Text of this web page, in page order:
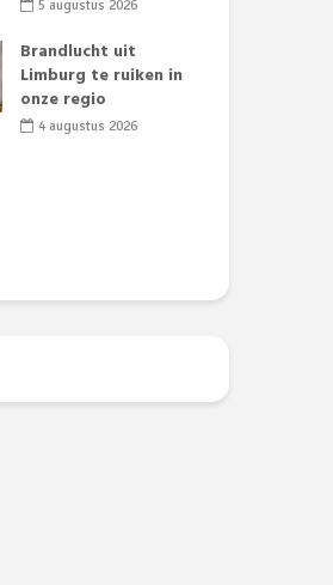
5 augustus 2026
Brandlucht uit
Limburg te ruiken in
onze regio
4 augustus 2026